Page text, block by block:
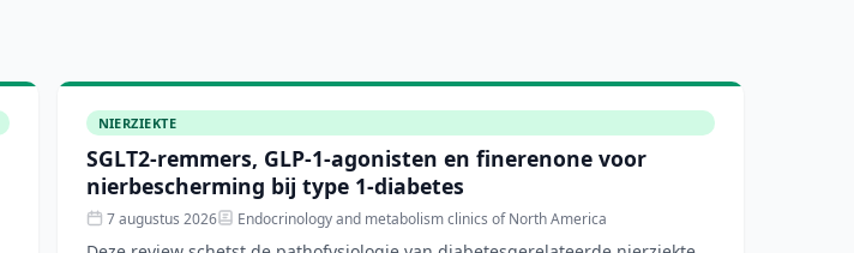
NIERZIEKTE
SGLT2-remmers, GLP-1-agonisten en finerenone voor
nierbescherming bij type 1-diabetes
7 augustus 2026 Endocrinology and metabolism clinics of North America